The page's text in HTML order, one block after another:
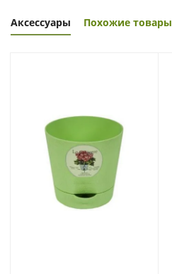
Аксессуары Похожие товары